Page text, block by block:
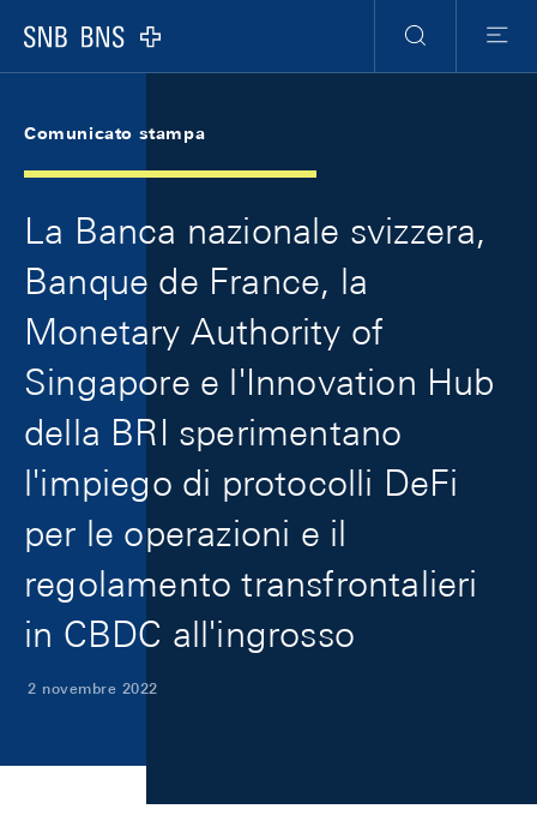
Logo
Ricerca
Menu
Comunicato stampa
La Banca nazionale svizzera,
Banque de France, la
Monetary Authority of
Singapore e l'Innovation Hub
della BRI sperimentano
l'impiego di protocolli DeFi
per le operazioni e il
regolamento transfrontalieri
in CBDC all'ingrosso
2 novembre 2022